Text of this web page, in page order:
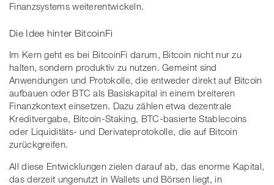
Finanzsystems weiterentwickeln.
Die Idee hinter BitcoinFi
Im Kern geht es bei BitcoinFi darum, Bitcoin nicht nur zu
halten, sondern produktiv zu nutzen. Gemeint sind
Anwendungen und Protokolle, die entweder direkt auf Bitcoin
aufbauen oder BTC als Basiskapital in einem breiteren
Finanzkontext einsetzen. Dazu zählen etwa dezentrale
Kreditvergabe, Bitcoin-Staking, BTC-basierte Stablecoins
oder Liquiditäts- und Derivateprotokolle, die auf Bitcoin
zurückgreifen.
All diese Entwicklungen zielen darauf ab, das enorme Kapital,
das derzeit ungenutzt in Wallets und Börsen liegt, in